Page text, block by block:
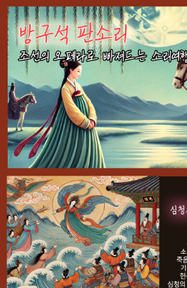
도 있다는 것을 알게 되었고, 수많은
깨달음을 공유하였다. 익숙함 속에서
낯설게 느껴지던 아동 문학을 삶 가까
저자가 글을 쓰는 이유다. 대기업, 예술 큐레이터, 문화 콘텐츠 기
획 등 다양한 사회 분야에서 활동하였
학을 공부하였다. 저서로는 《방구석 뮤
《방구석 판소리》, 《어쩌면 동화는 어
메이션 속 주인공이 나일지도 몰라》,
법의 명언》 등이 있다.